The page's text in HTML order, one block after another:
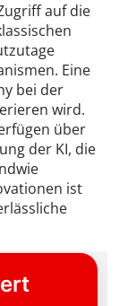
auf die
Eine
bei der
wird.
über
der KI, die
ist